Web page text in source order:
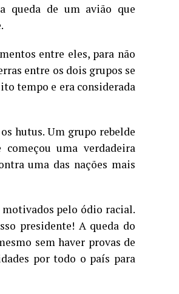
queda de um avião que
entre eles, para não
entre os dois grupos se
tempo e era considerada
hutus. Um grupo rebelde
uma verdadeira
uma das nações mais
pelo ódio racial.
presidente! A queda do
sem haver provas de
por todo o país para